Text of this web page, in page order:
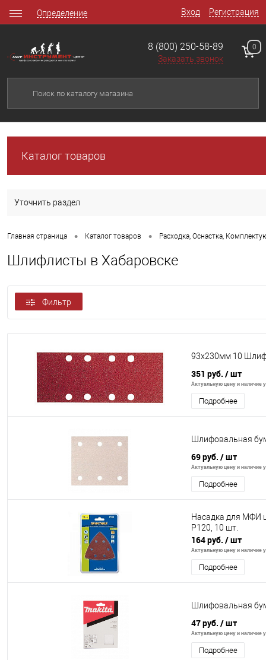
Вход Регистрация
Определение
8 (800) 250-58-89
Заказать звонок
0
Каталог товаров
Уточнить раздел
Главная страница • Каталог товаров • Расходка, Оснастка,
Шлифлисты в Хабаровске
Фильтр
93х230мм 10
351 руб. / шт
Актуальную цену и наличие
Подробнее
Шлифовальная
69 руб. / шт
Актуальную цену и наличие
Подробнее
Насадка для МФИ
P120, 10 шт.
164 руб. / шт
Актуальную цену и наличие
Подробнее
Шлифовальная
47 руб. / шт
Актуальную цену и наличие
Подробнее